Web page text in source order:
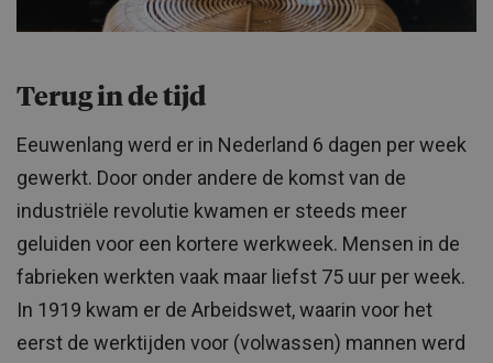
Terug in de tijd
Eeuwenlang werd er in Nederland 6 dagen per week
gewerkt. Door onder andere de komst van de
industriële revolutie kwamen er steeds meer
geluiden voor een kortere werkweek. Mensen in de
fabrieken werkten vaak maar liefst 75 uur per week.
In 1919 kwam er de Arbeidswet, waarin voor het
eerst de werktijden voor (volwassen) mannen werd